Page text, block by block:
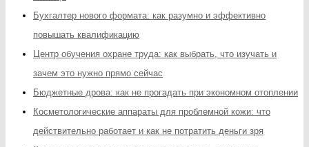
Бухгалтер нового формата: как разумно и эффективно
повышать квалификацию
Центр обучения охране труда: как выбрать, что изучать и
зачем это нужно прямо сейчас
Бюджетные дрова: как не прогадать при экономном отоплении
Косметологические аппараты для проблемной кожи: что
действительно работает и как не потратить деньги зря